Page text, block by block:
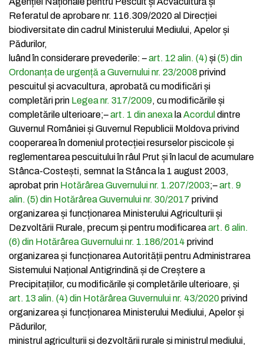
Referatul de aprobare nr. 116.309/2020 al Direcției
biodiversitate din cadrul Ministerului Mediului, Apelor și
Pădurilor,
luând în considerare prevederile: –art. 12 alin. (4)și(5) din
Ordonanța de urgență a Guvernului nr. 23/2008 privind
pescuitul și acvacultura, aprobată cu modificări și
completări prin Legea nr. 317/2009, cu modificările și
completările ulterioare;–art. 1 din anexa laAcordul dintre
Guvernul României și Guvernul Republicii Moldova privind
cooperarea în domeniul protecției resurselor piscicole și
reglementarea pescuitului în râul Prut și în lacul de acumulare
Stânca-Costești, semnat la Stânca la 1 august 2003,
aprobat prin Hotărârea Guvernului nr. 1.207/2003;–art. 9
alin. (5) din Hotărârea Guvernului nr. 30/2017 privind
organizarea și funcționarea Ministerului Agriculturii și
Dezvoltării Rurale, precum și pentru modificareaart. 6 alin.
(6) din Hotărârea Guvernului nr. 1.186/2014 privind
organizarea și funcționarea Autorității pentru Administrarea
Sistemului Național Antigrindină și de Creștere a
Precipitațiilor, cu modificările și completările ulterioare, și
art. 13 alin. (4) din Hotărârea Guvernului nr. 43/2020privind
organizarea și funcționarea Ministerului Mediului, Apelor și
Pădurilor,
ministrul agriculturii și dezvoltării rurale și ministrul mediului,